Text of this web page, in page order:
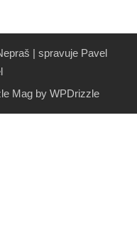
| spravuje Pavel
Mag by WPDrizzle